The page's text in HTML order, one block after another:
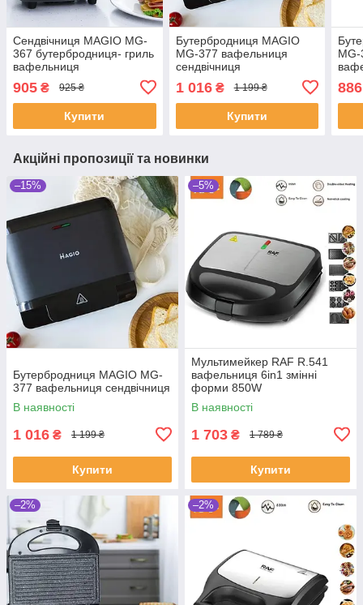
Сендвічниця MAGIO MG-
367 бутербродниця- гриль
вафельниця
905 ₴ 925 ₴
Купити
Бутербродниця MAGIO
MG-377 вафельниця
сендвічниця
1 016₴ 1 199 ₴
Купити
886
Акційні пропозиції та новинки
–15%
Бутербродниця MAGIO MG-
377 вафельниця сендвічниця
В наявності
1 016 ₴ 1 199 ₴
Купити
–5%
Мультимейкер RAF R.541
вафельниця 6in1 змінні
форми 850W
В наявності
1 703 ₴ 1 789 ₴
Купити
–2% –2%